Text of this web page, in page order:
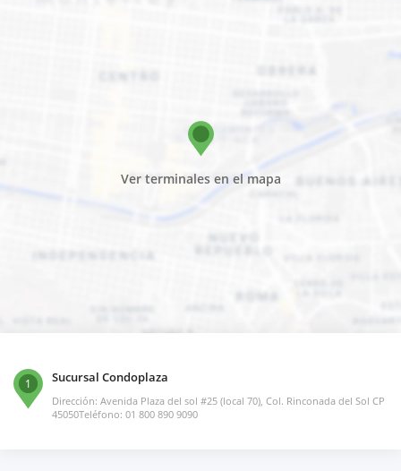
Ver terminales en el mapa
1 Sucursal Condoplaza
Dirección: Avenida Plaza del sol #25 (local 70), Col. Rinconada del Sol CP
45050Teléfono: 01 800 890 9090